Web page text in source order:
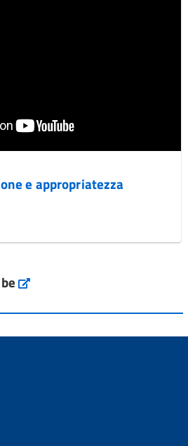
e appropriatezza